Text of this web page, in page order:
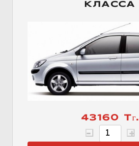
КЛАССА
43160 Тг.